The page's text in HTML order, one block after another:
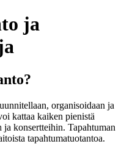
ja
organisoidaan ja
kattaa kaiken pienistä
konsertteihin. Tapahtuman
tapahtumatuotantoa.